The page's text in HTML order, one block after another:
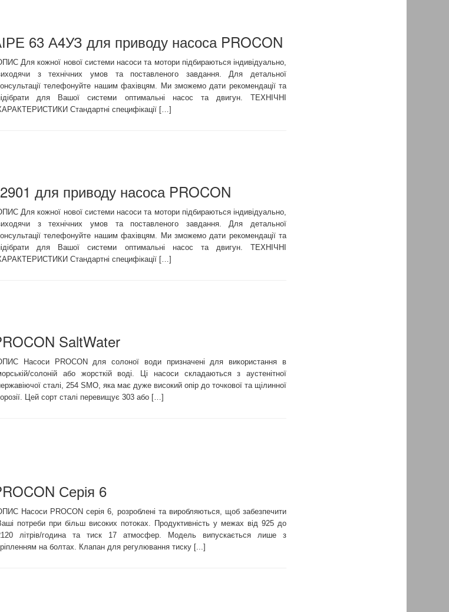
63 А4УЗ для приводу насоса PROCON
Для кожної нової системи насоси та мотори підбираються індивідуально,
з технічних умов та поставленого завдання. Для детальної
телефонуйте нашим фахівцям. Ми зможемо дати рекомендації та
для Вашої системи оптимальні насос та двигун. ТЕХНІЧНІ
Стандартні специфікації […]
для приводу насоса PROCON
Для кожної нової системи насоси та мотори підбираються індивідуально,
з технічних умов та поставленого завдання. Для детальної
телефонуйте нашим фахівцям. Ми зможемо дати рекомендації та
для Вашої системи оптимальні насос та двигун. ТЕХНІЧНІ
Стандартні специфікації […]
SaltWater
Насоси PROCON для солоної води призначені для використання в
солоній або жорсткій воді. Ці насоси складаються з аустенітної
сталі, 254 SMO, яка має дуже високий опір до точкової та щілинної
Цей сорт сталі перевищує 303 або […]
Серія 6
Насоси PROCON серія 6, розроблені та виробляються, щоб забезпечити
потреби при більш високих потоках. Продуктивність у межах від 925 до
літрів/година та тиск 17 атмосфер. Модель випускається лише з
на болтах. Клапан для регулювання тиску [...]